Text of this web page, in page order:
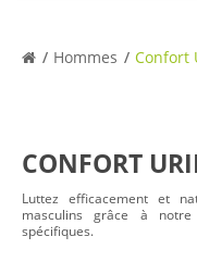
Hommes Confort
CONFORT
Luttez efficacement et
masculins grâce à notre
spécifiques.